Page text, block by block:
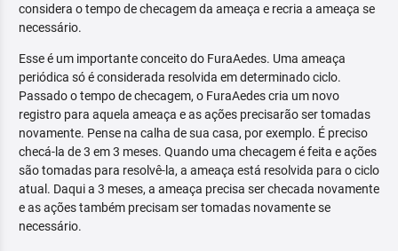
considera o tempo de checagem da ameaça e recria a ameaça se
necessário.
Esse é um importante conceito do FuraAedes. Uma ameaça
periódica só é considerada resolvida em determinado ciclo.
Passado o tempo de checagem, o FuraAedes cria um novo
registro para aquela ameaça e as ações precisarão ser tomadas
novamente. Pense na calha de sua casa, por exemplo. É preciso
checá-la de 3 em 3 meses. Quando uma checagem é feita e ações
são tomadas para resolvê-la, a ameaça está resolvida para o ciclo
atual. Daqui a 3 meses, a ameaça precisa ser checada novamente
e as ações também precisam ser tomadas novamente se
necessário.